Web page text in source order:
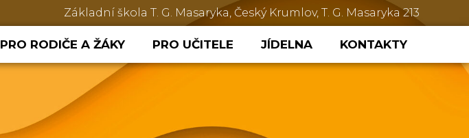
Základní škola T. G. Masaryka, Český Krumlov, T. G. Masaryka 213
PRO RODIČE A ŽÁKY PRO UČITELE JÍDELNA KONTAKTY